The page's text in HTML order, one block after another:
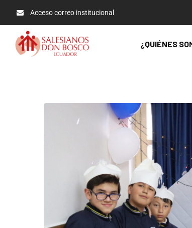
Acceso correo institucional
¿QUIÉNES